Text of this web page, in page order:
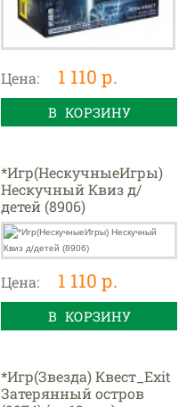
Цена: 1 110 р.
В КОРЗИНУ
*Игр(НескучныеИгры)
Нескучный Квиз д/
детей (8906)
Цена: 1 110 р.
В КОРЗИНУ
*Игр(Звезда) Квест_Exit
Затерянный остров